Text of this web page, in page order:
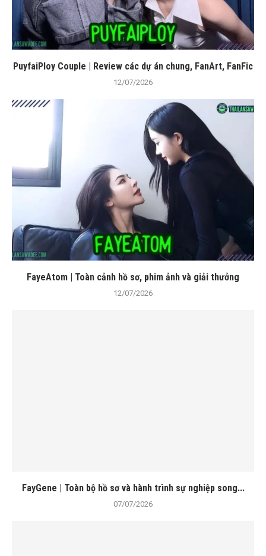
PuyfaiPloy Couple | Review các dự án chung, FanArt, FanFic
12/07/2026
FayeAtom | Toàn cảnh hồ sơ, phim ảnh và giải thưởng
12/07/2026
FayGene | Toàn bộ hồ sơ và hành trình sự nghiệp song...
07/07/2026